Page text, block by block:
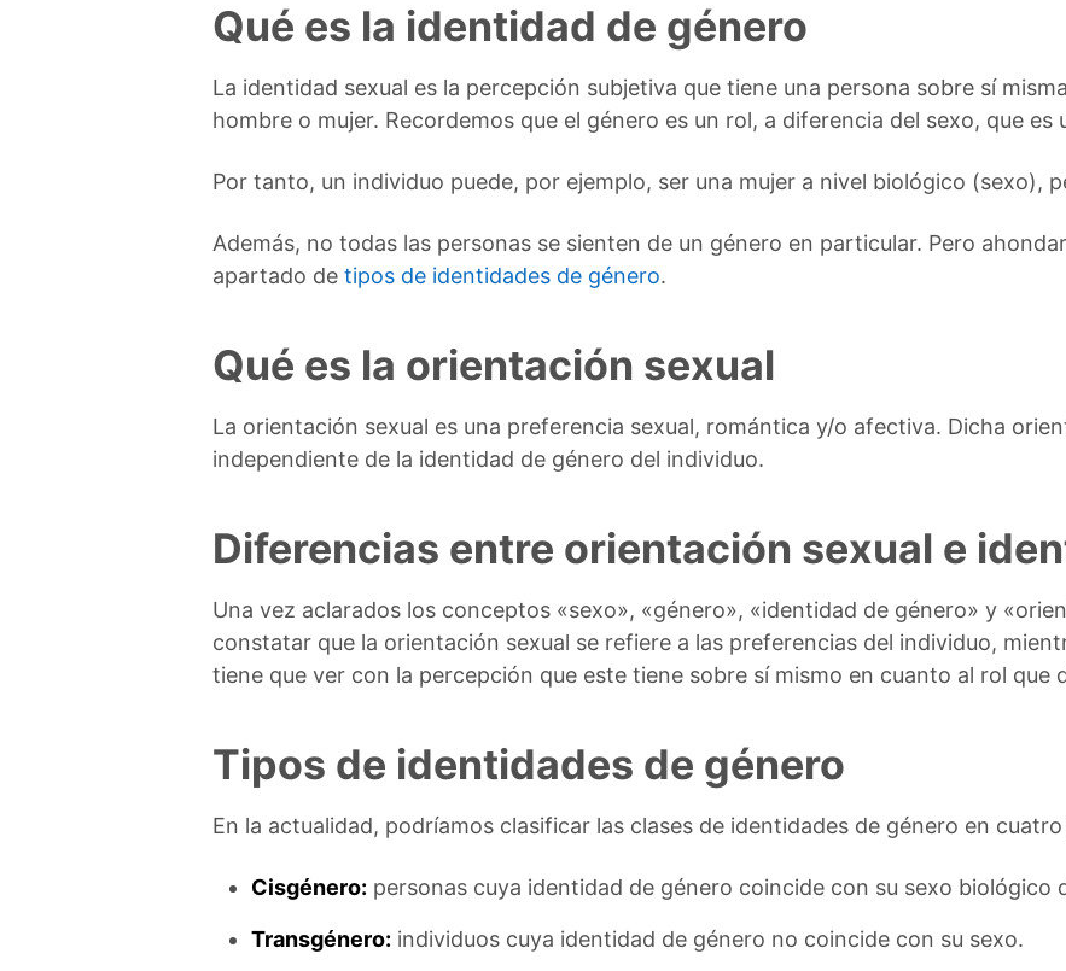
Qué es la identidad de género
La identidad sexual es la percepción subjetiva que tiene una persona sobre sí
hombre o mujer. Recordemos que el género es un rol, a diferencia del sexo, que es
Por tanto, un individuo puede, por ejemplo, ser una mujer a nivel biológico (sexo),
Además, no todas las personas se sienten de un género en particular. Pero
apartado de tipos de identidades de género.
Qué es la orientación sexual
La orientación sexual es una preferencia sexual, romántica y/o afectiva. Dicha
independiente de la identidad de género del individuo.
Diferencias entre orientación sexual e
Una vez aclarados los conceptos «sexo», «género», «identidad de género» y
constatar que la orientación sexual se refiere a las preferencias del individuo,
tiene que ver con la percepción que este tiene sobre sí mismo en cuanto al rol que
Tipos de identidades de género
En la actualidad, podríamos clasificar las clases de identidades de género en
Cisgénero: personas cuya identidad de género coincide con su sexo biológico
Transgénero: individuos cuya identidad de género no coincide con su sexo.